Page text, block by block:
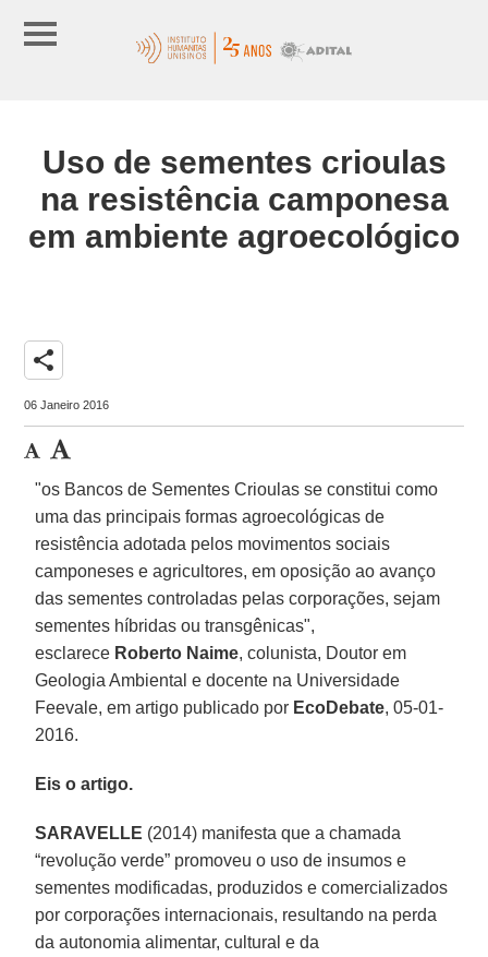
Uso de sementes crioulas
na resistência camponesa
em ambiente agroecológico
share
06 Janeiro 2016
"os Bancos de Sementes Crioulas se constitui como
uma das principais formas agroecológicas de
resistência adotada pelos movimentos sociais
camponeses e agricultores, em oposição ao avanço
das sementes controladas pelas corporações, sejam
sementes híbridas ou transgênicas",
esclarece Roberto Naime, colunista, Doutor em
Geologia Ambiental e docente na Universidade
Feevale, em artigo publicado por EcoDebate, 05-01-
2016.
Eis o artigo.
SARAVELLE (2014) manifesta que a chamada
“revolução verde” promoveu o uso de insumos e
sementes modificadas, produzidos e comercializados
por corporações internacionais, resultando na perda
da autonomia alimentar, cultural e da